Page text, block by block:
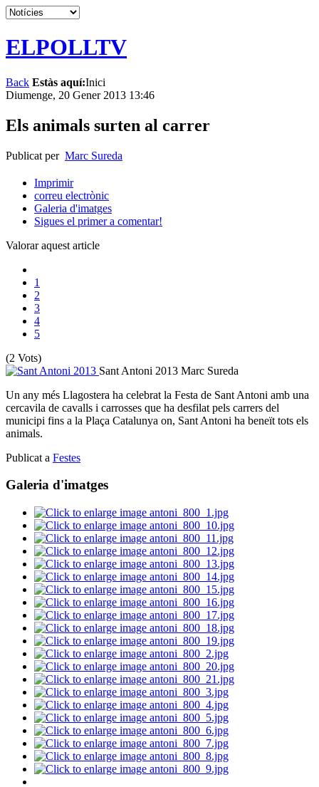
ELPOLLTV
Back Estàs aquí:Inici
Diumenge, 20 Gener 2013 13:46
Els animals surten al carrer
Publicat per Marc Sureda
Imprimir
correu electrònic
Galeria d'imatges
Sigues el primer a comentar!
Valorar aquest article
1
2
3
4
5
(2 Vots)
Sant Antoni 2013 Marc Sureda
Un any més Llagostera ha celebrat la Festa de Sant Antoni amb una
cercavila de cavalls i carrosses que ha desfilat pels carrers del
municipi fins a la Plaça Catalunya on, Sant Antoni ha beneït tots els
animals.
Publicat a Festes
Galeria d'imatges